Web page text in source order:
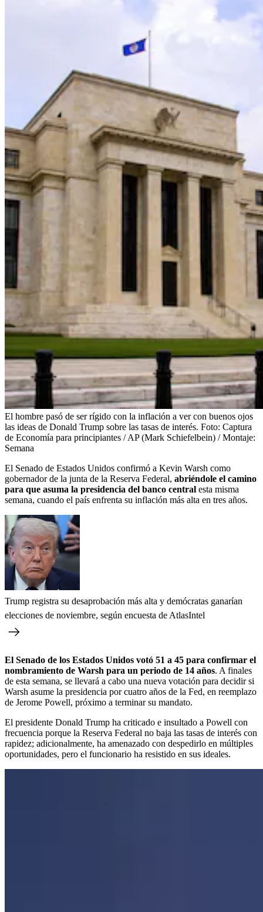
El hombre pasó de ser rígido con la inflación a ver con buenos ojos
las ideas de Donald Trump sobre las tasas de interés. Foto: Captura
de Economía para principiantes / AP (Mark Schiefelbein) / Montaje:
Semana
El Senado de Estados Unidos confirmó a Kevin Warsh como
gobernador de la junta de la Reserva Federal, abriéndole el camino
para que asuma la presidencia del banco central esta misma
semana, cuando el país enfrenta su inflación más alta en tres años.
Trump registra su desaprobación más alta y demócratas ganarían
elecciones de noviembre, según encuesta de AtlasIntel
El Senado de los Estados Unidos votó 51 a 45 para confirmar el
nombramiento de Warsh para un periodo de 14 años. A finales
de esta semana, se llevará a cabo una nueva votación para decidir si
Warsh asume la presidencia por cuatro años de la Fed, en reemplazo
de Jerome Powell, próximo a terminar su mandato.
El presidente Donald Trump ha criticado e insultado a Powell con
frecuencia porque la Reserva Federal no baja las tasas de interés con
rapidez; adicionalmente, ha amenazado con despedirlo en múltiples
oportunidades, pero el funcionario ha resistido en sus ideales.